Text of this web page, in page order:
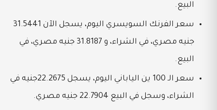
البيع.
سعر الفرنك السويسري اليوم، يسجل الآن 31.5441
جنيه مصري، في الشراء، و 31.8187 جنيه مصري، في
البيع.
سعر الـ 100 ين الياباني اليوم، يسجل 22.2675جنيه في
الشراء، وسجل في البيع 22.7904 جنيه مصري.